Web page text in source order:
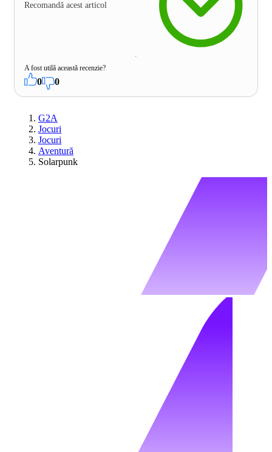
Recomandă acest articol
A fost utilă această recenzie?
0 0
G2A
Jocuri
Jocuri
Aventură
Solarpunk